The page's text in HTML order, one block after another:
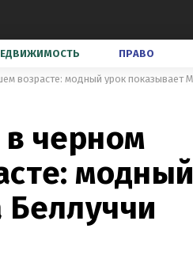
ПРАВО
черном
модный